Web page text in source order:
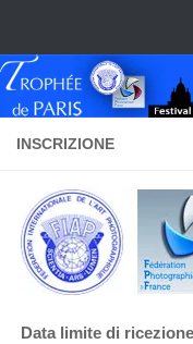
INSCRIZIONE
Data limite di